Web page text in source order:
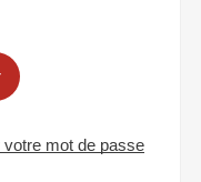
votre mot de passe